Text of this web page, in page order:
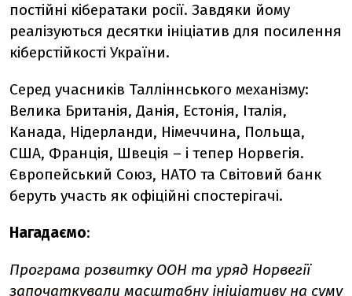
постійні кібератаки росії. Завдяки йому
реалізуються десятки ініціатив для посилення
кіберстійкості України.
Серед учасників Талліннського механізму:
Велика Британія, Данія, Естонія, Італія,
Канада, Нідерланди, Німеччина, Польща,
США, Франція, Швеція – і тепер Норвегія.
Європейський Союз, НАТО та Світовий банк
беруть участь як офіційні спостерігачі.
Нагадаємо:
Програма розвитку ООН та уряд Норвегії
започаткували масштабну ініціативу на суму